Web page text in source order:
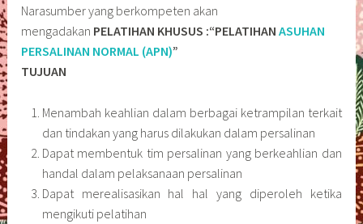
Narasumber yang berkompeten akan
mengadakan PELATIHAN KHUSUS :“PELATIHANASUHAN
PERSALINAN NORMAL (APN)”
TUJUAN
Menambah keahlian dalam berbagai ketrampilan terkait
dan tindakan yang harus dilakukan dalam persalinan
Dapat membentuk tim persalinan yang berkeahlian dan
handal dalam pelaksanaan persalinan
Dapat merealisasikan hal hal yang diperoleh ketika
mengikuti pelatihan